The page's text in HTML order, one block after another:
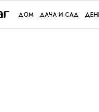
ДОМ ДАЧА И САД